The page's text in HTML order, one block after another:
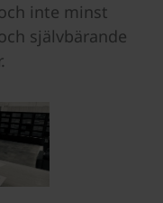
inte minst
självbärande